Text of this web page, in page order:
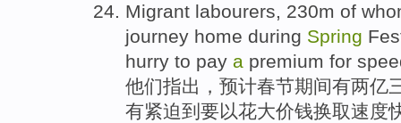
Migrant labourers, 230m of
journey home during Spring
hurry to pay a premium for
他们指出， 预计春节期间有两亿
有紧迫到要以花大价钱换取速度